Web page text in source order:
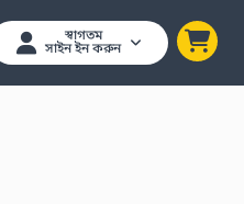
স্বাগতম
সাইন ইন করুন